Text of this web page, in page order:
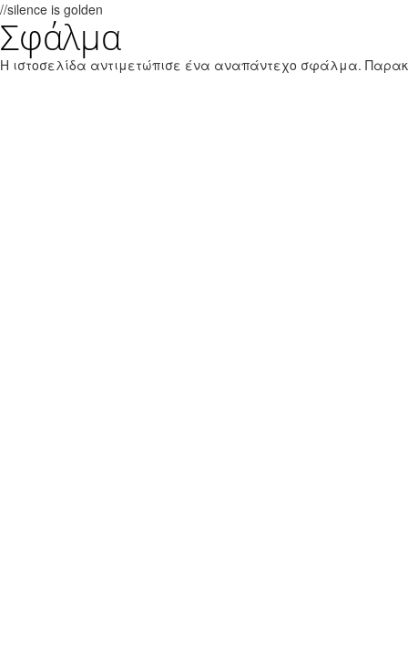
//silence is golden
Παράκαμψη προς το κυρίως περιεχόμενο
Εθνικό Θαλάσσιο Πάρκο Ζακύνθου
Σφάλμα
Η ιστοσελίδα αντιμετώπισε ένα αναπάντεχο σφάλμα.